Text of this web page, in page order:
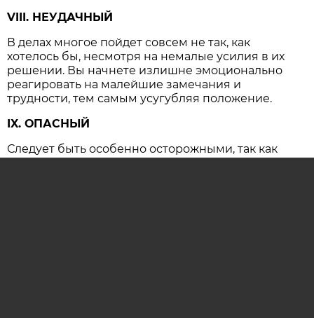
VIII. НЕУДАЧНЫЙ
В делах многое пойдет совсем не так, как
хотелось бы, несмотря на немалые усилия в их
решении. Вы начнете излишне эмоционально
реагировать на малейшие замечания и
трудности, тем самым усугубляя положение.
IX. ОПАСНЫЙ
Следует быть особенно осторожными, так как